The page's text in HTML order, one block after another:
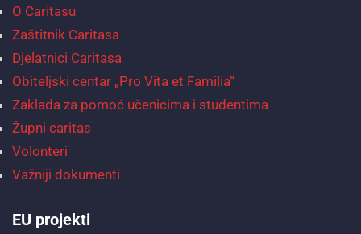
O Caritasu
Zaštitnik Caritasa
Djelatnici Caritasa
Obiteljski centar „Pro Vita et Familia“
Zaklada za pomoć učenicima i studentima
Župni caritas
Volonteri
Važniji dokumenti
EU projekti